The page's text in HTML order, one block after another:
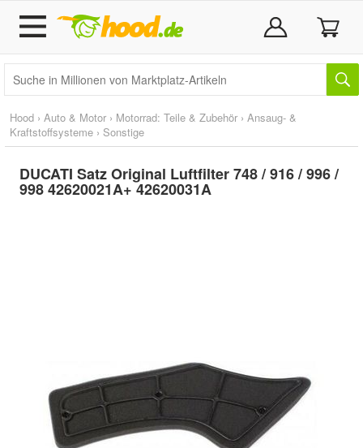
Hood › Auto & Motor › Motorrad: Teile & Zubehör › Ansaug- &
Kraftstoffsysteme › Sonstige
DUCATI Satz Original Luftfilter 748 / 916 / 996 /
998 42620021A+ 42620031A